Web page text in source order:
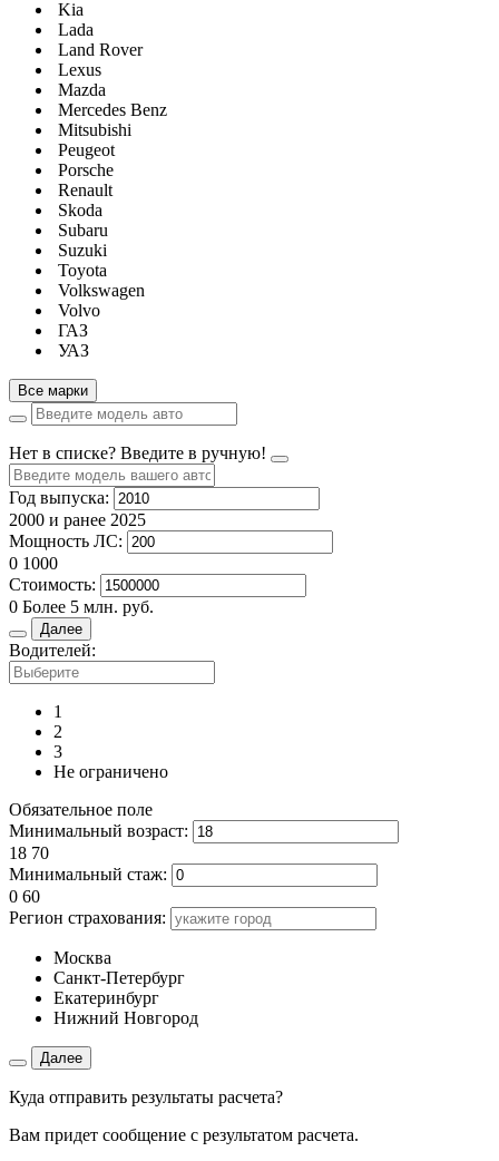
Kia
Lada
Land Rover
Lexus
Mazda
Mercedes Benz
Mitsubishi
Peugeot
Porsche
Renault
Skoda
Subaru
Suzuki
Toyota
Volkswagen
Volvo
ГАЗ
УАЗ
Все марки
Нет в списке? Введите в ручную!
Год выпуска:
2000 и ранее 2025
Мощность ЛС:
0 1000
Стоимость:
0 Более 5 млн. руб.
Далее
Водителей:
1
2
3
Не ограничено
Обязательное поле
Минимальный возраст:
18 70
Минимальный стаж:
0 60
Регион страхования:
Москва
Санкт-Петербург
Екатеринбург
Нижний Новгород
Далее
Куда отправить результаты расчета?
Вам придет сообщение с результатом расчета.